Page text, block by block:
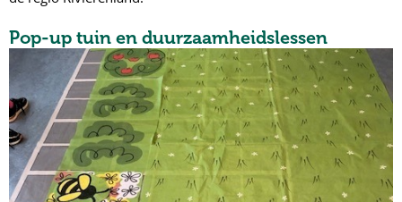
Pop-up tuin en duurzaamheidslessen